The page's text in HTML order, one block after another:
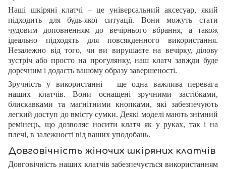
Наші шкіряні клатчі – це універсальний аксесуар, який
підходить для будь-якої ситуації. Вони можуть стати
чудовим доповненням до вечірнього вбрання, а також
ідеально підходять для повсякденного використання.
Незалежно від того, чи ви вирушаєте на вечірку, ділову
зустріч або просто на прогулянку, наш клатч завжди буде
доречним і додасть вашому образу завершеності.
Зручність у використанні – ще одна важлива перевага
наших клатчів. Вони оснащені зручними застібками,
блискавками та магнітними кнопками, які забезпечують
легкий доступ до вмісту сумки. Деякі моделі мають знімний
ремінець, що дозволяє носити клатч як у руках, так і на
плечі, в залежності від ваших уподобань.
Довговічність жіночих шкіряних клатчів
Довговічність наших клатчів забезпечується використанням